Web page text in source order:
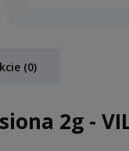
(0)
2g -